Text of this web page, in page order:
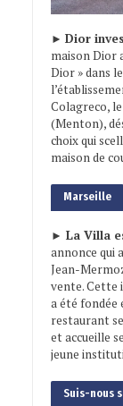
► Dior
maison Dior
Dior » dans
Colagreco,
(Menton),
choix qui
maison de
Marseille
► La Villa
annonce qui
Jean-
vente. Cette
a été fondée
restaurant
et accueille
jeune
Suis-nous